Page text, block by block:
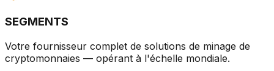
SEGMENTS
Votre fournisseur complet de solutions de minage de
cryptomonnaies — opérant à l'échelle mondiale.